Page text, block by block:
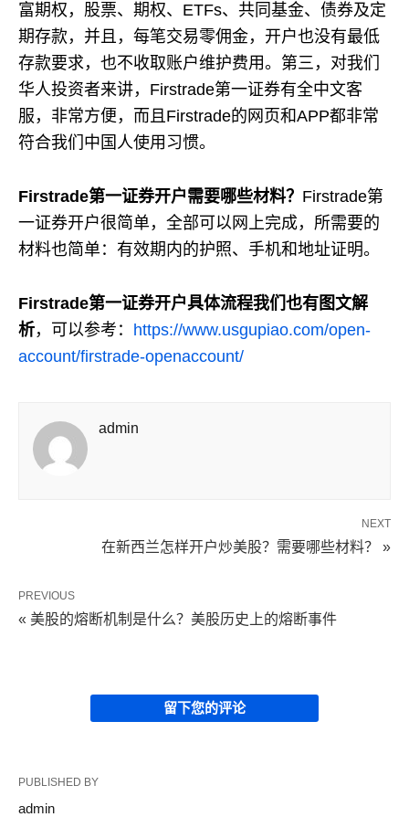
富期权，股票、期权、ETFs、共同基金、债券及定
期存款，并且，每笔交易零佣金，开户也没有最低
存款要求，也不收取账户维护费用。第三，对我们
华人投资者来讲，Firstrade第一证券有全中文客
服，非常方便，而且Firstrade的网页和APP都非常
符合我们中国人使用习惯。
Firstrade第一证券开户需要哪些材料？ Firstrade第
一证券开户很简单，全部可以网上完成，所需要的
材料也简单：有效期内的护照、手机和地址证明。
Firstrade第一证券开户具体流程我们也有图文解
析，可以参考： https://www.usgupiao.com/open-
account/firstrade-openaccount/
admin
NEXT
在新西兰怎样开户炒美股？需要哪些材料？ »
PREVIOUS
« 美股的熔断机制是什么？美股历史上的熔断事件
留下您的评论
PUBLISHED BY
admin